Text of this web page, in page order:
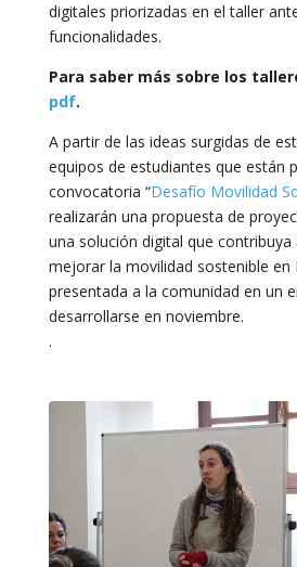
digitales priorizadas en el taller
funcionalidades.
Para saber más sobre los
pdf.
A partir de las ideas surgidas de
equipos de estudiantes que están
convocatoria “Desafío Movilidad
realizarán una propuesta de
una solución digital que
mejorar la movilidad sostenible en
presentada a la comunidad en un
desarrollarse en noviembre.
.